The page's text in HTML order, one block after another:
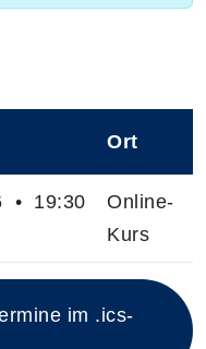
diesen Kurs
Ort
• 19:30
Online-
Kurs
im .ics-